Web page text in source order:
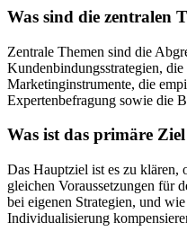
Was sind die zentralen
Zentrale Themen sind die
Kundenbindungsstrategien,
Marketinginstrumente, die
Expertenbefragung sowie die
Was ist das primäre
Das Hauptziel ist es zu klären,
gleichen Voraussetzungen für
bei eigenen Strategien, und
Individualisierung